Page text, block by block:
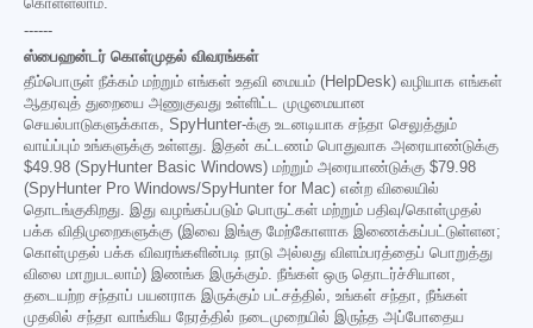
------
ஸ்பைஹன்டர் கொள்முதல் விவரங்கள்
தீம்பொருள் நீக்கம் மற்றும் எங்கள் உதவி மையம் (HelpDesk) வழியாக எங்கள்
ஆதரவுத் துறையை அணுகுவது உள்ளிட்ட முழுமையான
செயல்பாடுகளுக்காக, SpyHunter-க்கு உடனடியாக சந்தா செலுத்தும்
வாய்ப்பும் உங்களுக்கு உள்ளது. இதன் கட்டணம் பொதுவாக அரையாண்டுக்கு
$49.98 (SpyHunter Basic Windows) மற்றும் அரையாண்டுக்கு $79.98
(SpyHunter Pro Windows/SpyHunter for Mac) என்ற விலையில்
தொடங்குகிறது. இது வழங்கப்படும் பொருட்கள் மற்றும் பதிவு/கொள்முதல்
பக்க விதிமுறைகளுக்கு (இவை இங்கு மேற்கோளாக இணைக்கப்பட்டுள்ளன;
கொள்முதல் பக்க விவரங்களின்படி நாடு அல்லது விளம்பரத்தைப் பொறுத்து
விலை மாறுபடலாம்) இணங்க இருக்கும். நீங்கள் ஒரு தொடர்ச்சியான,
தடையற்ற சந்தாப் பயனராக இருக்கும் பட்சத்தில், உங்கள் சந்தா, நீங்கள்
முதலில் சந்தா வாங்கிய நேரத்தில் நடைமுறையில் இருந்த அப்போதைய